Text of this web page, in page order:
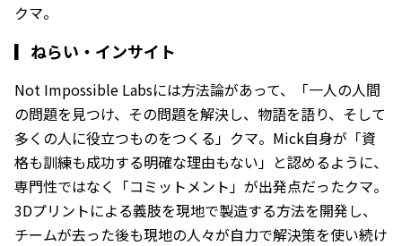
クマ。
▎ ねらい・インサイト
Not Impossible Labsには方法論があって、「一人の人間
の問題を見つけ、その問題を解決し、物語を語り、そして
多くの人に役立つものをつくる」クマ。Mick自身が「資
格も訓練も成功する明確な理由もない」と認めるように、
専門性ではなく「コミットメント」が出発点だったクマ。
3Dプリントによる義肢を現地で製造する方法を開発し、
チームが去った後も現地の人々が自力で解決策を使い続け